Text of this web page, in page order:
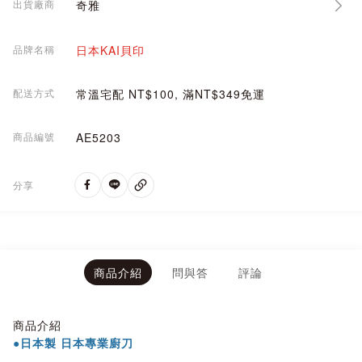
出貨廠商 奇雅
品牌名稱 日本KAI貝印
配送方式 常溫宅配 NT$100, 滿NT$349免運
商品編號 AE5203
分享
商品介紹 問與答 評論
商品介紹
●日本製 日本專業廚刀